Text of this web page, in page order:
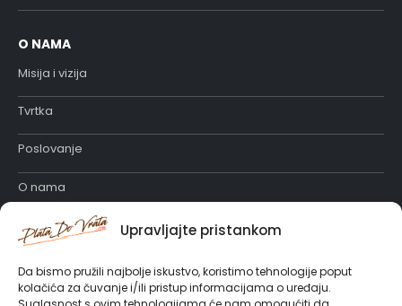
Upravljajte pristankom
Da bismo pružili najbolje iskustvo, koristimo tehnologije poput
kolačića za čuvanje i/ili pristup informacijama o uređaju.
O NAMA
Misija i vizija
Tvrtka
Poslovanje
O nama
Katalog proizvoda